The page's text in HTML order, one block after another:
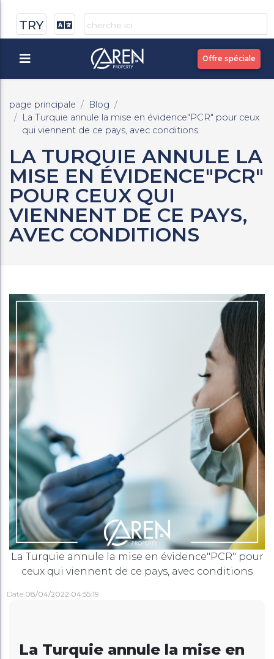
TRY
Offre spéciale
page principale
Blog
La Turquie annule la mise en évidence"PCR" pour ceux
qui viennent de ce pays, avec conditions
LA TURQUIE ANNULE LA
MISE EN ÉVIDENCE"PCR"
POUR CEUX QUI
VIENNENT DE CE PAYS,
AVEC CONDITIONS
La Turquie annule la mise en évidence"PCR" pour
ceux qui viennent de ce pays, avec conditions
Date 08/04/2022 04:55:19
La Turquie annule la mise en